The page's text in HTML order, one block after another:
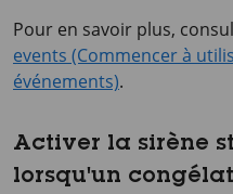
Pour en savoir plus,
events (Commencer à
événements).
Activer la sirène
lorsqu'un